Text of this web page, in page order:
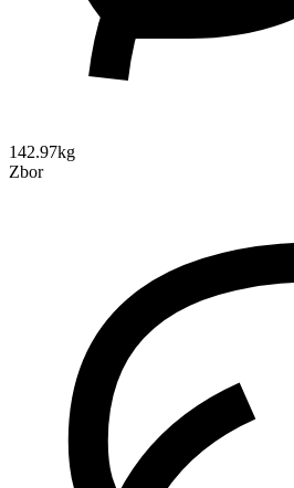
142.97kg
Zbor